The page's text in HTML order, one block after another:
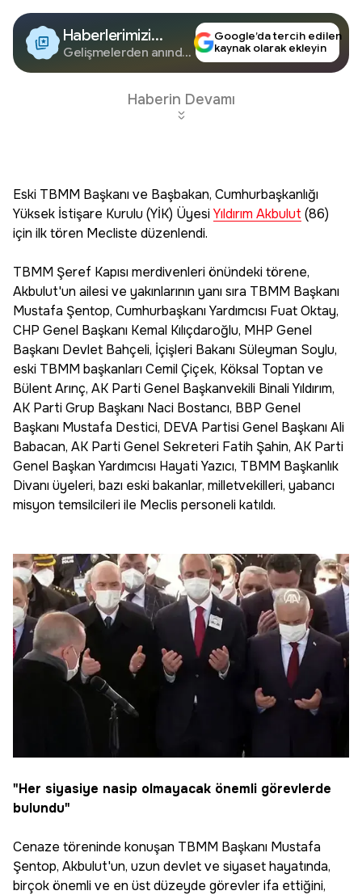
Haberlerimizi
Google'da Takip
Edin
Gelişmelerden anında
Google’da tercih edilen
kaynak olarak ekleyin
Haberin Devamı
Eski TBMM Başkanı ve Başbakan, Cumhurbaşkanlığı
Yüksek İstişare Kurulu (YİK) ÜyesiYıldırım Akbulut (86)
için ilk tören Mecliste düzenlendi.
TBMM Şeref Kapısı merdivenleri önündeki törene,
Akbulut'un ailesi ve yakınlarının yanı sıra TBMM Başkanı
Mustafa Şentop, Cumhurbaşkanı Yardımcısı Fuat Oktay,
CHP Genel Başkanı Kemal Kılıçdaroğlu, MHP Genel
Başkanı Devlet Bahçeli, İçişleri Bakanı Süleyman Soylu,
eski TBMM başkanları Cemil Çiçek, Köksal Toptan ve
Bülent Arınç, AK Parti Genel Başkanvekili Binali Yıldırım,
AK Parti Grup Başkanı Naci Bostancı, BBP Genel
Başkanı Mustafa Destici, DEVA Partisi Genel Başkanı Ali
Babacan, AK Parti Genel Sekreteri Fatih Şahin, AK Parti
Genel Başkan Yardımcısı Hayati Yazıcı, TBMM Başkanlık
Divanı üyeleri, bazı eski bakanlar, milletvekilleri, yabancı
misyon temsilcileri ile Meclis personeli katıldı.
"Her siyasiye nasip olmayacak önemli görevlerde
bulundu"
Cenaze töreninde konuşan TBMM Başkanı Mustafa
Şentop, Akbulut'un, uzun devlet ve siyaset hayatında,
birçok önemli ve en üst düzeyde görevler ifa ettiğini,